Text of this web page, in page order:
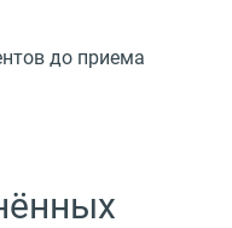
до приема